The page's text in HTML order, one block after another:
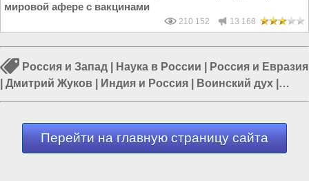
мировой афере с вакцинами
210 152 13 168
Россия и Запад Наука в России
Россия и Евразия
Дмитрий Жуков Индия и Россия Воинский дух
Политика в России
Перейти на главную страницу сайта